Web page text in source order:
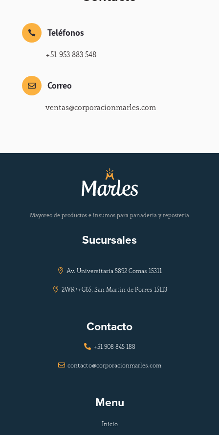
 Teléfonos
+51 953 883 548
 Correo
ventas@corporacionmarles.com
Mayoreo de productos e insumos para panadería y repostería
Sucursales
 Av. Universitaria 5892 Comas 15311
 2WR7+G65, San Martín de Porres 15113
Contacto
 +51 908 845 188
 contacto@corporacionmarles.com
Menu
Inicio